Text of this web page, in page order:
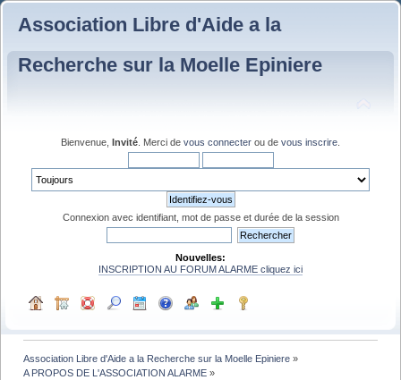
Association Libre d'Aide a la
Recherche sur la Moelle Epiniere
Bienvenue, Invité . Merci de vous connecter ou de vous inscrire
Connexion avec identifiant, mot de passe et durée de la session
Nouvelles:
INSCRIPTION AU FORUM ALARME cliquez ici
Association Libre d'Aide a la Recherche sur la Moelle Epiniere »
A PROPOS DE L'ASSOCIATION ALARME »